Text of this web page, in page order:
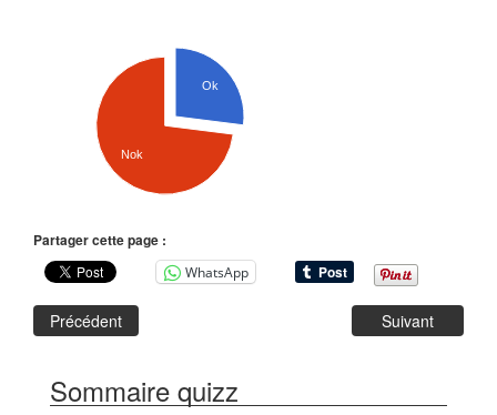
Ok
Nok
Partager cette page :
WhatsApp
Précédent Suivant
Sommaire quizz